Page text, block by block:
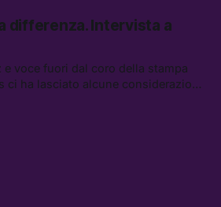
differenza. Intervista a
e voce fuori dal coro della stampa
ci ha lasciato alcune considerazioni